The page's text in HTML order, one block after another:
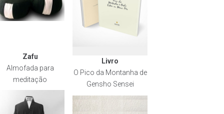
Zafu
Almofada para
meditação
Livro
O Pico da Montanha de
Gensho Sensei